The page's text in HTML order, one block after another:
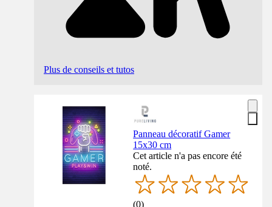
Plus de conseils et tutos
Panneau décoratif Gamer
15x30 cm
Cet article n'a pas encore été
noté.
(0)